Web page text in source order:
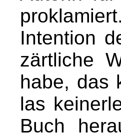
Intention
zärtliche
habe, das
las
Buch